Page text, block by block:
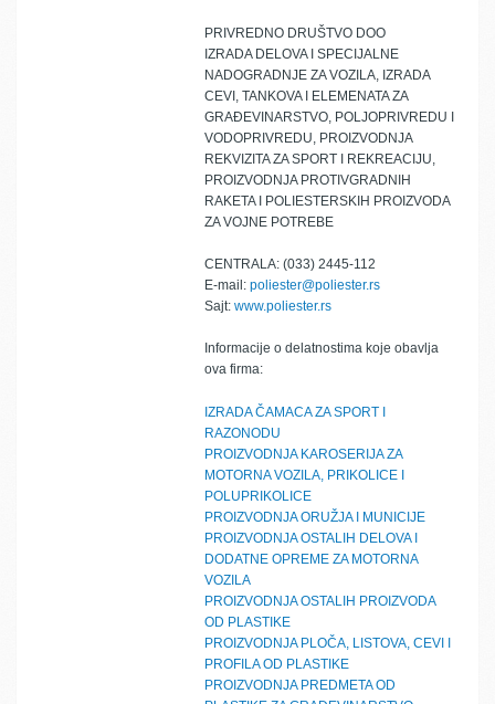
PRIVREDNO DRUŠTVO DOO
IZRADA DELOVA I SPECIJALNE
NADOGRADNJE ZA VOZILA, IZRADA
CEVI, TANKOVA I ELEMENATA ZA
GRAĐEVINARSTVO, POLJOPRIVREDU I
VODOPRIVREDU, PROIZVODNJA
REKVIZITA ZA SPORT I REKREACIJU,
PROIZVODNJA PROTIVGRADNIH
RAKETA I POLIESTERSKIH PROIZVODA
ZA VOJNE POTREBE
CENTRALA: (033) 2445-112
E-mail: poliester@poliester.rs
Sajt: www.poliester.rs
Informacije o delatnostima koje obavlja
ova firma:
IZRADA ČAMACA ZA SPORT I
RAZONODU
PROIZVODNJA KAROSERIJA ZA
MOTORNA VOZILA, PRIKOLICE I
POLUPRIKOLICE
PROIZVODNJA ORUŽJA I MUNICIJE
PROIZVODNJA OSTALIH DELOVA I
DODATNE OPREME ZA MOTORNA
VOZILA
PROIZVODNJA OSTALIH PROIZVODA
OD PLASTIKE
PROIZVODNJA PLOČA, LISTOVA, CEVI I
PROFILA OD PLASTIKE
PROIZVODNJA PREDMETA OD